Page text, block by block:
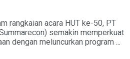
rangkaian acara HUT ke-50, PT
semakin memperkuat
dengan meluncurkan program ...